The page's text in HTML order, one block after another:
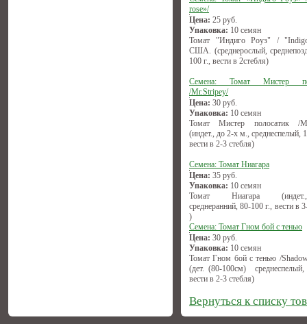
rose»/
Цена: 25 руб.
Упаковка: 10 семян
Томат "Индиго Роуз" /
США. (среднерослый,
100 г., вести в 2стебля)
Семена: Томат Мистер
/Mr.Stripey/
Цена: 30 руб.
Упаковка: 10 семян
Томат Мистер полосатик /
(индет., до 2-х м., среднеспелый,
вести в 2-3 стебля)
Семена: Томат Ниагара
Цена: 35 руб.
Упаковка: 10 семян
Томат Ниагара
среднеранний, 80-100 г., вести в
)
Семена: Томат Гном бой с тенью
Цена: 30 руб.
Упаковка: 10 семян
Томат Гном бой с тенью /
(дет. (80-100см)
вести в 2-3 стебля)
Вернуться к списку